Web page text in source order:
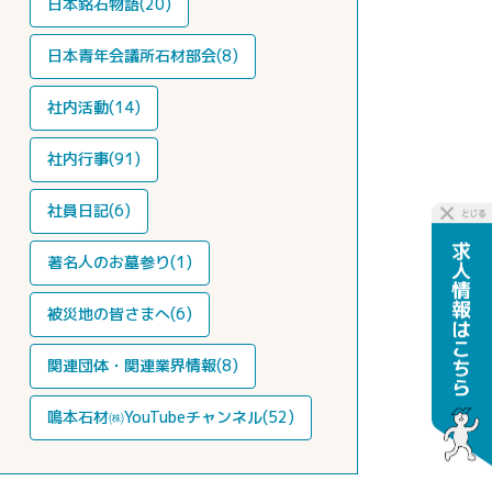
日本青年会議所石材部会(8)
社内活動(14)
社内行事(91)
社員日記(6)
著名人のお墓参り(1)
被災地の皆さまへ(6)
関連団体・関連業界情報(8)
鳴本石材㈱YouTubeチャンネル(52)